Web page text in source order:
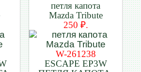
петля капота
Mazda Tribute
250 ₽.
W-261238
ESCAPE EP3W